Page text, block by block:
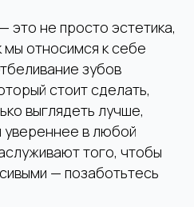
это не просто эстетика,
мы относимся к себе
зубов
стоит сделать,
выглядеть лучше,
увереннее в любой
того, чтобы
— позаботьтесь
вы можете